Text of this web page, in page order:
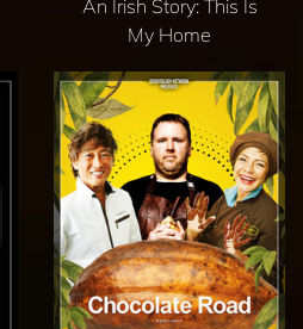
An Irish Story: This Is
My Home